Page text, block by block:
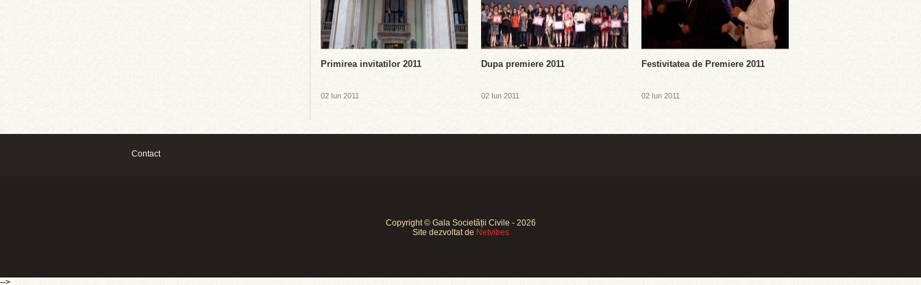
Primirea invitatilor 2011
02 Iun 2011
Dupa premiere 2011
02 Iun 2011
Festivitatea de Premiere 2011
02 Iun 2011
Contact
Copyright © Gala Societății Civile - 2026
Site dezvoltat de Netvibes
-->